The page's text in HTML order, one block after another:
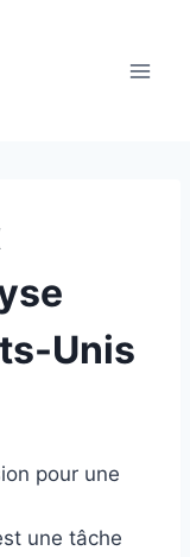
Unis
une tâche